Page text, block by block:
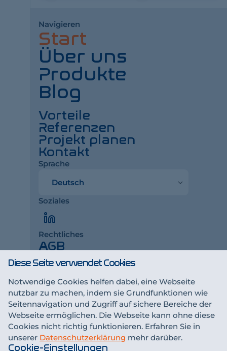
Diese Seite verwendet Cookies
Notwendige Cookies helfen dabei, eine Webseite
nutzbar zu machen, indem sie Grundfunktionen wie
Seitennavigation und Zugriff auf sichere Bereiche der
Webseite ermöglichen. Die Webseite kann ohne diese
Cookies nicht richtig funktionieren. Erfahren Sie in
unserer Datenschutzerklärung mehr darüber.
Cookie-Einstellungen
Navigieren
Start
Über uns
Produkte
Blog
Vorteile
Referenzen
Projekt planen
Kontakt
Sprache
Soziales
LinkedIn
Rechtliches
AGB
Impressum
Datenschutzerklärung
Interessiert an einer Zusammenarbeit?
Partner werden
Dein Ansprechpartner
Suter Gruppe AG